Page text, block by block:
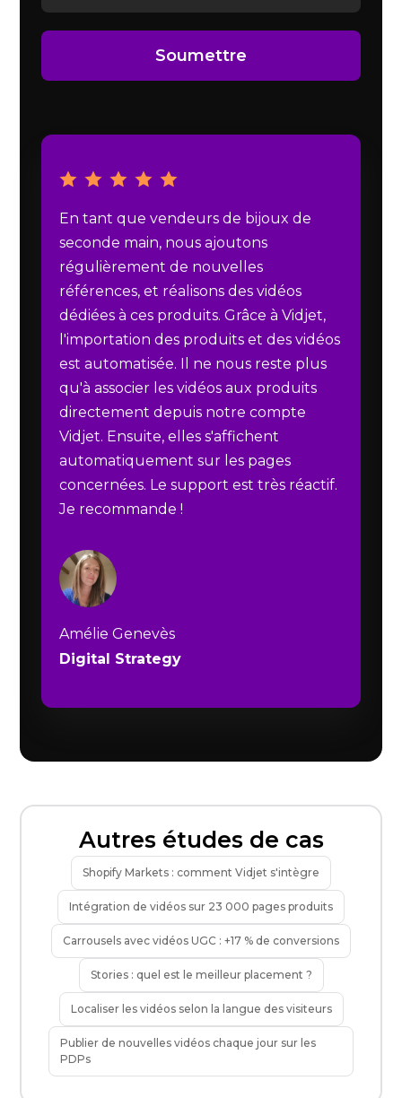
En tant que vendeurs de bijoux de
seconde main, nous ajoutons
régulièrement de nouvelles
références, et réalisons des vidéos
dédiées à ces produits. Grâce à Vidjet,
l'importation des produits et des vidéos
est automatisée. Il ne nous reste plus
qu'à associer les vidéos aux produits
directement depuis notre compte
Vidjet. Ensuite, elles s'affichent
automatiquement sur les pages
concernées. Le support est très réactif.
Je recommande !
Amélie Genevès
Digital Strategy
Autres études de cas
Shopify Markets : comment Vidjet s'intègre
Intégration de vidéos sur 23 000 pages produits
Carrousels avec vidéos UGC : +17 % de conversions
Stories : quel est le meilleur placement ?
Localiser les vidéos selon la langue des visiteurs
Publier de nouvelles vidéos chaque jour sur les
PDPs